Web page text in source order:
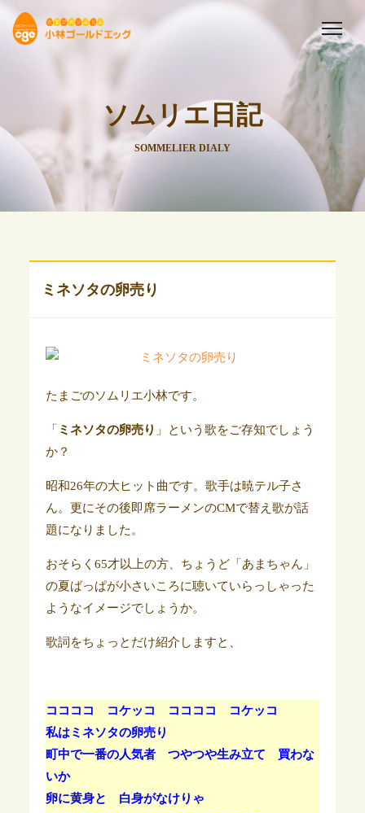
ソムリエ日記
SOMMELIER DIALY
ミネソタの卵売り
たまごのソムリエ小林です。
「 ミネソタの卵売り 」という歌をご存知でしょう
か？
昭和26年の大ヒット曲です。歌手は暁テル子さ
ん。 更にその後即席ラーメンのCMで替え歌が話
題になりました。
おそらく65才以上の方、 ちょうど「あまちゃん」
の夏ばっぱが小さいころに聴いていらっしゃった
ようなイメージでしょうか。
歌詞をちょっとだけ紹介しますと、
ココココ コケッコ ココココ コケッコ
私はミネソタの卵売り
町中で一番の人気者 つやつや生み立て 買わな
いか
卵に黄身と 白身がなけりゃ